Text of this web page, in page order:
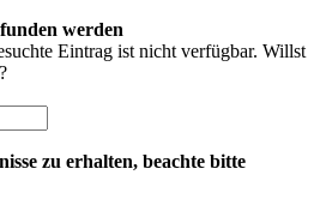
werden
Eintrag ist nicht verfügbar. Willst
zu erhalten, beachte bitte